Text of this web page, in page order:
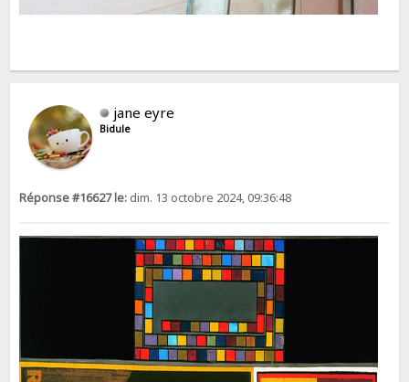
jane eyre
Bidule
Réponse #16627 le: dim. 13 octobre 2024, 09:36:48